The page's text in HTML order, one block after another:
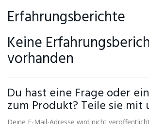
Erfahrungsberichte
Keine
vorhanden
Du hast eine Frage oder
zum Produkt? Teile sie mit
Deine E-Mail-Adresse wird nicht